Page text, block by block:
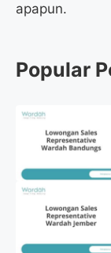
apapun.
Popular